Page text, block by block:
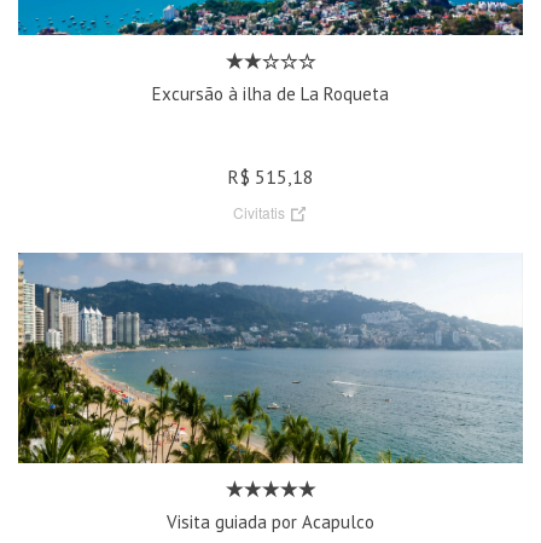
Excursão à ilha de La Roqueta
R$ 515,18
Civitatis
Visita guiada por Acapulco